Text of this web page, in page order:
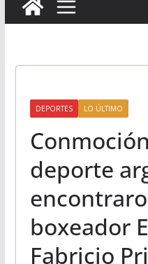
DEPORTES LO ÚLTIMO
deporte
boxeador
Fabricio